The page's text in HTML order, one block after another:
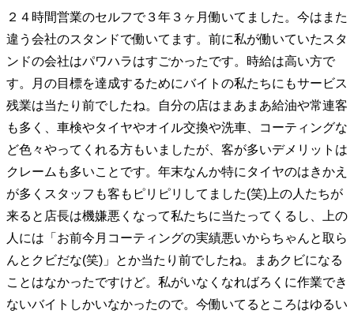
２４時間営業のセルフで３年３ヶ月働いてました。今はまた
違う会社のスタンドで働いてます。前に私が働いていたスタ
ンドの会社はパワハラはすごかったです。時給は高い方で
す。月の目標を達成するためにバイトの私たちにもサービス
残業は当たり前でしたね。自分の店はまあまあ給油や常連客
も多く、車検やタイヤやオイル交換や洗車、コーティングな
ど色々やってくれる方もいましたが、客が多いデメリットは
クレームも多いことです。年末なんか特にタイヤのはきかえ
が多くスタッフも客もピリピリしてました(笑)上の人たちが
来ると店長は機嫌悪くなって私たちに当たってくるし、上の
人には「お前今月コーティングの実績悪いからちゃんと取ら
んとクビだな(笑)」とか当たり前でしたね。まあクビになる
ことはなかったですけど。私がいなくなればろくに作業でき
ないバイトしかいなかったので。今働いてるところはゆるい